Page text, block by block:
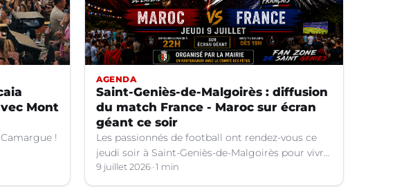
Mont
!
AGENDA
Saint-Geniès-de-Malgoirès : diffusion
du match France - Maroc sur écran
géant ce soir
Les passionnés de football ont rendez-vous ce
jeudi soir à Saint-Geniès-de-Malgoirès pour vivre
ensemble l'un des temps forts de la Coupe du
Monde 2026.
9 juillet 2026 1 min